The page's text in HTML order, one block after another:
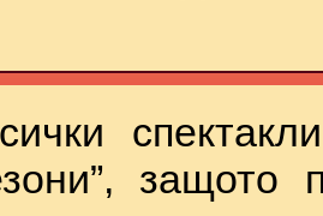
защото